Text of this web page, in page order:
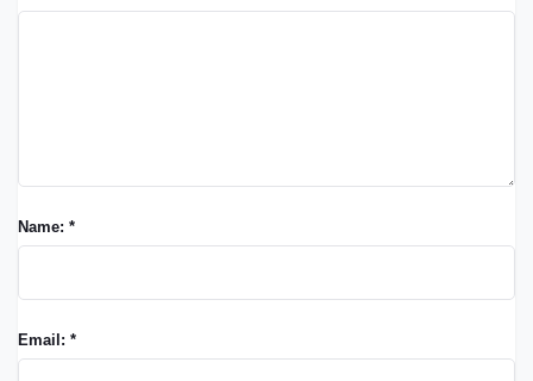
Name: *
Email: *